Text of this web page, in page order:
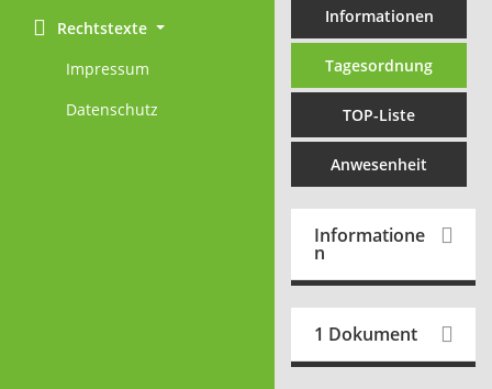
Rechtstexte
Impressum
Datenschutz
Informationen
Tagesordnung
TOP-Liste
Anwesenheit
Informatione
n
1 Dokument